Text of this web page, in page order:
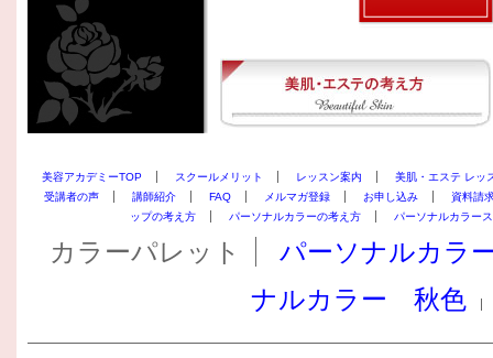
美容アカデミーTOP スクールメリット レッスン案内
美肌・エステ レッ
受講者の声
講師紹介 FAQ メルマガ登録 お申し込み
資料請
ップの考え方
パーソナルカラーの考え方 パーソナルカラー
カラーパレット
パーソナルカラ
ナルカラー 秋色